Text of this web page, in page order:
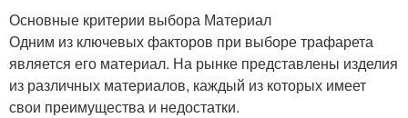
Основные критерии выбора Материал
Одним из ключевых факторов при выборе трафарета
является его материал. На рынке представлены изделия
из различных материалов, каждый из которых имеет
свои преимущества и недостатки.